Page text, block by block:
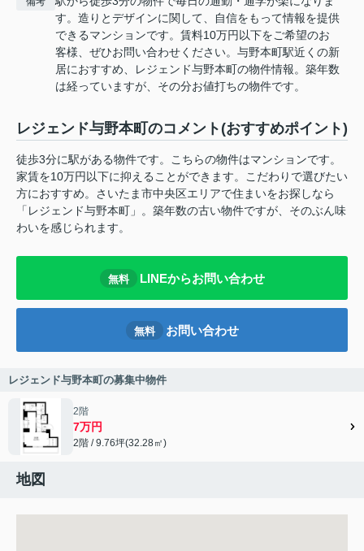
す。造りとデザインに関して、自信をもって情報を提供
できるマンションです。賃料10万円以下をご希望のお
客様、ぜひお問い合わせください。与野本町駅近くの新
居におすすめ、レジェンド与野本町の物件情報。築年数
は経っていますが、その分お値打ちの物件です。
レジェンド与野本町のコメント(おすすめポイント)
徒歩3分に駅がある物件です。こちらの物件はマンションです。
家賃を10万円以下に抑えることができます。こだわりで選びたい
方におすすめ。さいたま市中央区エリアで住まいをお探しなら
「レジェンド与野本町」。築年数の古い物件ですが、そのぶん味
わいを感じられます。
無料 LINEからお問い合わせ
無料 お問い合わせ
レジェンド与野本町の募集中物件
2階
7万円
2階 / 9.76坪(32.28㎡)
地図